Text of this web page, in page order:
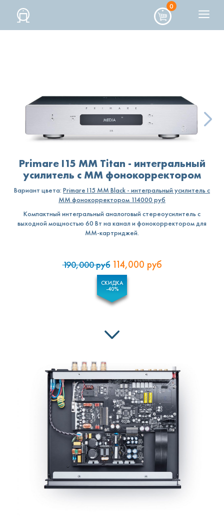
0
PRIMARE
I15 MM
Primare I15 MM Titan - интегральный
усилитель с MM фонокорректором
Вариант цвета: Primare I15 MM Black - интегральный усилитель с
MM фонокорректором 114000 руб
Компактный интегральный аналоговый стереоусилитель с
выходной мощностью 60 Вт на канал и фонокорректором для
MM-картриджей.
190,000руб 114,000 руб
СКИДКА
-40%